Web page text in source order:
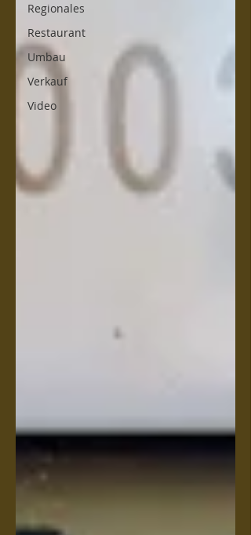
Regionales
Restaurant
Umbau
Verkauf
Video